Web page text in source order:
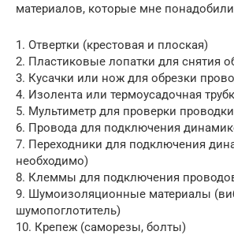
материалов, которые мне
1. Отвертки (крестовая и плоская)
2. Пластиковые лопатки для снятия
3. Кусачки или нож для обрезки
4. Изолента или термоусадочная
5. Мультиметр для проверки проводки
6. Провода для подключения
7. Переходники для подключения
необходимо)
8. Клеммы для подключения
9. Шумоизоляционные материалы
шумопоглотитель)
10. Крепеж (саморезы, болты)